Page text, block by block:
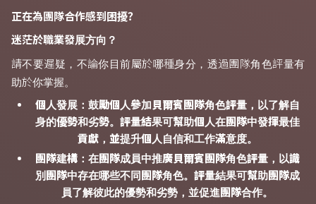
正在為團隊合作感到困擾？
迷茫於職業發展方向？
請不要遲疑，不論你目前屬於哪種身分，透過團隊角色評量有
助於你掌握。
個人發展：鼓勵個人參加貝爾賓團隊角色評量，以了解自
身的優勢和劣勢。評量結果可幫助個人在團隊中發揮最佳
貢獻，並提升個人自信和工作滿意度。
團隊建構：在團隊成員中推廣貝爾賓團隊角色評量，以識
別團隊中存在哪些不同團隊角色。評量結果可幫助團隊成
員了解彼此的優勢和劣勢，並促進團隊合作。